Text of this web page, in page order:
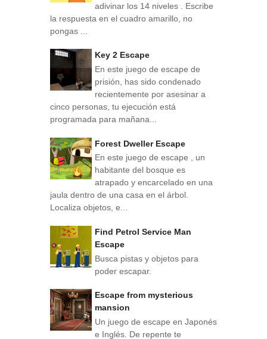
adivinar los 14 niveles . Escribe
la respuesta en el cuadro amarillo, no
pongas ...
Key 2 Escape
En este juego de escape de
prisión, has sido condenado
recientemente por asesinar a
cinco personas, tu ejecución está
programada para mañana...
Forest Dweller Escape
En este juego de escape , un
habitante del bosque es
atrapado y encarcelado en una
jaula dentro de una casa en el árbol.
Localiza objetos, e...
Find Petrol Service Man
Escape
Busca pistas y objetos para
poder escapar.
Escape from mysterious
mansion
Un juego de escape en Japonés
e Inglés. De repente te